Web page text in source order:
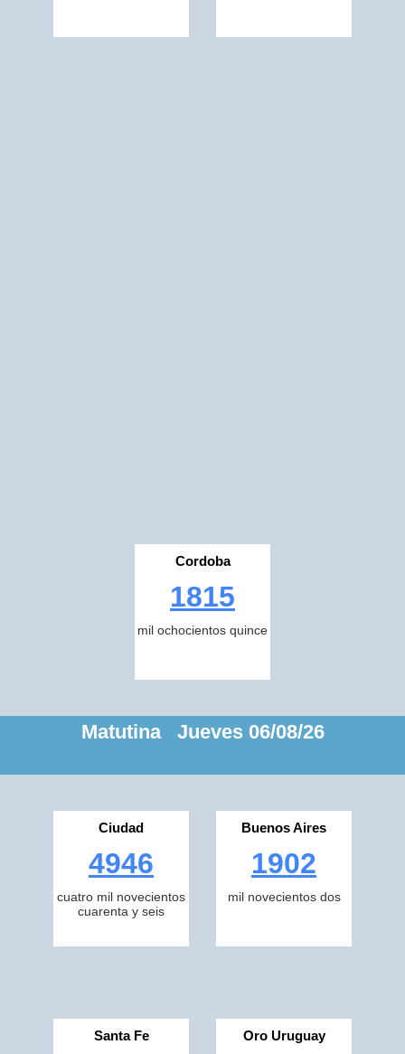
Cordoba
1815
mil ochocientos quince
Matutina Jueves 06/08/26
Ciudad
4946
cuatro mil novecientos
cuarenta y seis
Buenos Aires
1902
mil novecientos dos
Santa Fe Oro Uruguay